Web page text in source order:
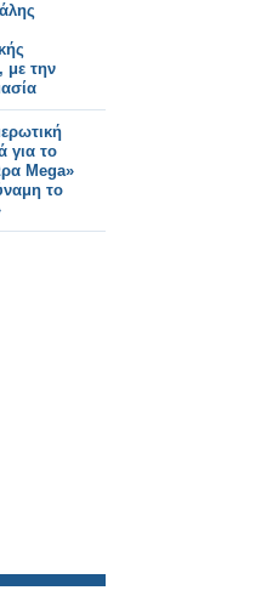
με την
για το
Mega»
το